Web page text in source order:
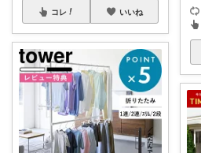
コレ いいね